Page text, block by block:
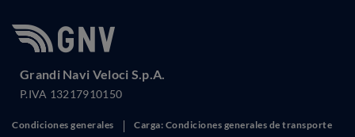
Grandi Navi Veloci S.p.A.
P.IVA 13217910150
Condiciones generales
Carga: Condiciones generales de transporte